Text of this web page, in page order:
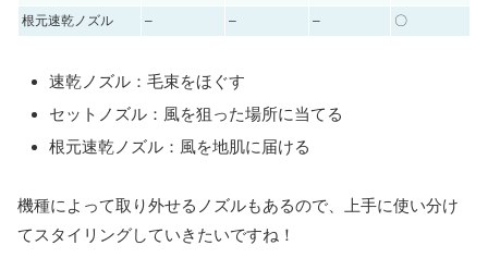
根元速乾ノズル
– – – 〇
速乾ノズル：毛束をほぐす
セットノズル：風を狙った場所に当てる
根元速乾ノズル：風を地肌に届ける
機種によって取り外せるノズルもあるので、上手に使い分け
てスタイリングしていきたいですね！